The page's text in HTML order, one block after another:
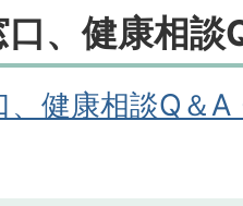
口、健康相談
、健康相談Q＆